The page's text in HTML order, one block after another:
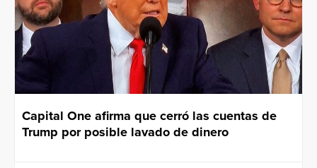
Capital One afirma que cerró las cuentas de
Trump por posible lavado de dinero